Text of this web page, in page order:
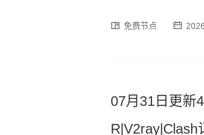
为订阅格式，用户可
免费节点
07月31日更新
R|V2ray|Clash